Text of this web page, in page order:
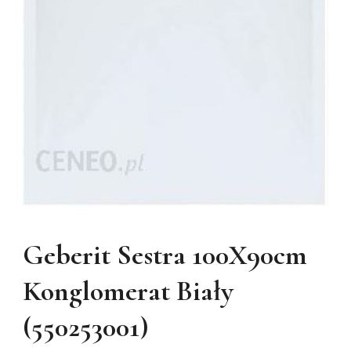
Geberit Sestra 100X90cm
Konglomerat Biały
(550253001)